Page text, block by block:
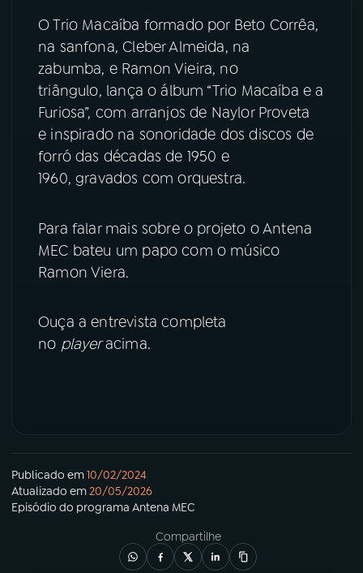
VIDEOCASTS
07ÚLTIMAS
PRÊMIO RÁDIO MEC
YouTube Facebook
Instagram
TikTok
O Trio Macaíba formado por Beto Corrêa,
na sanfona, Cleber Almeida, na
zabumba, e Ramon Vieira, no
triângulo, lança o álbum “Trio Macaíba e a
Furiosa”, com arranjos de Naylor Proveta
e inspirado na sonoridade dos discos de
forró das décadas de 1950 e
1960, gravados com orquestra.
Para falar mais sobre o projeto o Antena
MEC bateu um papo com o músico
Ramon Viera.
Ouça a entrevista completa
no playeracima.
Publicado em10/02/2024
Atualizado em20/05/2026
Episódio do programa Antena MEC
Compartilhe